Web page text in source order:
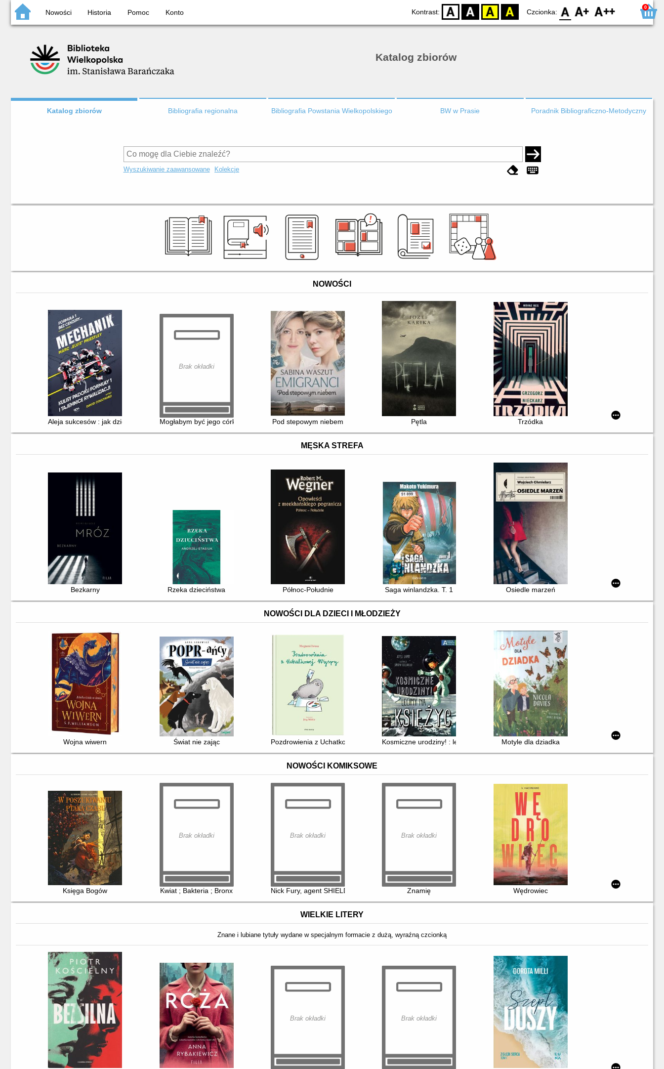
Nowości Historia Pomoc Konto Kontrast: D BW YB BY Czcionka: F0 F1 F2 0
Katalog zbiorów
Katalog zbiorów Bibliografia regionalna Bibliografia Powstania Wielkopolskiego BW w Prasie Poradnik Bibliograficzno-Metodyczny
Wyszukiwanie zaawansowane Kolekcje
NOWOŚCI
Aleja sukcesów : jak dzięki sekretom garażu F1 wygrywać w pracy i życiu
Brak okładki
Mogłabym być jego córką Pod stepowym niebem Pętla Trzódka
MĘSKA STREFA
Bezkarny Rzeka dzieciństwa Północ-Południe Saga winlandzka. T. 1 Osiedle marzeń
NOWOŚCI DLA DZIECI I MŁODZIEŻY
Wojna wiwern Świat nie zając Pozdrowienia z Uchatkowej Wyspy Kosmiczne urodziny! : lecimy na księżycMotyle dla dziadka
NOWOŚCI KOMIKSOWE
Księga Bogów
Brak okładki
Kwiat ; Bakteria ; Bronx
Brak okładki
Nick Fury, agent SHIELD
Brak okładki
Znamię Wędrowiec
WIELKIE LITERY
Znane i lubiane tytuły wydane w specjalnym formacie z dużą, wyraźną czcionką
Brak okładki Brak okładki